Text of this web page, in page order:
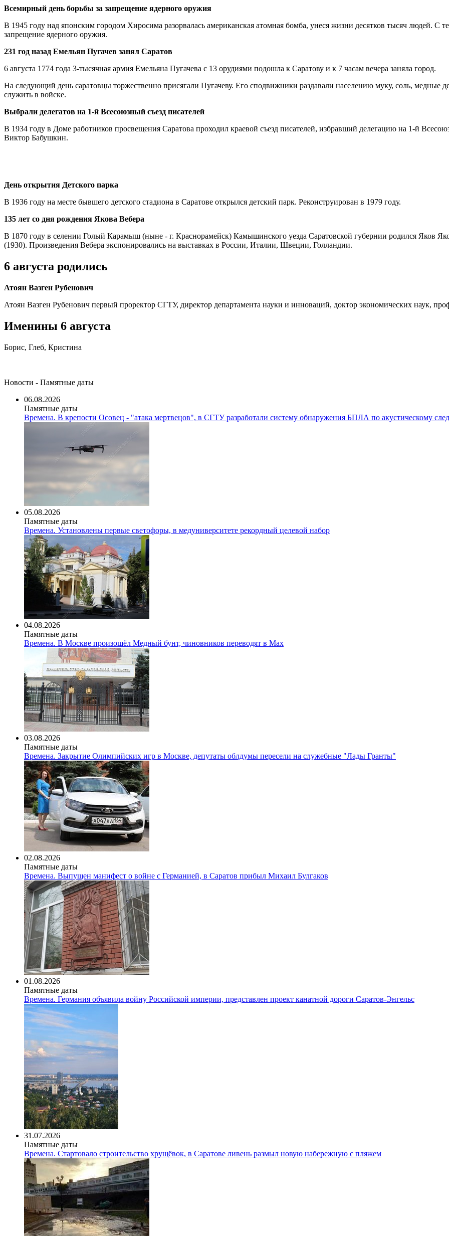
Всемирный день борьбы за запрещение ядерного оружия
В 1945 году над японским городом Хиросима разорвалась американская атомная бомба, унеся жизни десятков тысяч людей. С
запрещение ядерного оружия.
231 год назад Емельян Пугачев занял Саратов
6 августа 1774 года 3-тысячная армия Емельяна Пугачева с 13 орудиями подошла к Саратову и к 7 часам вечера заняла город.
На следующий день саратовцы торжественно присягали Пугачеву. Его сподвижники раздавали населению муку, соль,
служить в войске.
Выбрали делегатов на 1-й Всесоюзный съезд писателей
В 1934 году в Доме работников просвещения Саратова проходил краевой съезд писателей, избравший делегацию на 1-й
Виктор Бабушкин.
День открытия Детского парка
В 1936 году на месте бывшего детского стадиона в Саратове открылся детский парк. Реконструирован в 1979 году.
135 лет со дня рождения Якова Вебера
В 1870 году в селении Голый Карамыш (ныне - г. Краснорамейск) Камышинского уезда Саратовской губернии родился Яков
(1930). Произведения Вебера экспонировались на выставках в России, Италии, Швеции, Голландии.
6 августа родились
Атоян Вазген Рубенович
Атоян Вазген Рубенович первый проректор СГТУ, директор департамента науки и инноваций, доктор экономических наук,
Именины 6 августа
Борис, Глеб, Кристина
Новости - Памятные даты
06.08.2026
Памятные даты
Времена. В крепости Осовец - "атака мертвецов", в СГТУ разработали систему обнаружения БПЛА по акустическому
05.08.2026
Памятные даты
Времена. Установлены первые светофоры, в медуниверситете рекордный целевой набор
04.08.2026
Памятные даты
Времена. В Москве произошёл Медный бунт, чиновников переводят в Мах
03.08.2026
Памятные даты
Времена. Закрытие Олимпийских игр в Москве, депутаты облдумы пересели на служебные "Лады Гранты"
02.08.2026
Памятные даты
Времена. Выпущен манифест о войне с Германией, в Саратов прибыл Михаил Булгаков
01.08.2026
Памятные даты
Времена. Германия объявила войну Российской империи, представлен проект канатной дороги Саратов-Энгельс
31.07.2026
Памятные даты
Времена. Стартовало строительство хрущёвок, в Саратове ливень размыл новую набережную с пляжем